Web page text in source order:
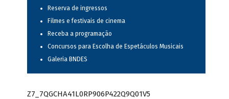
Reserva de ingressos
Filmes e festivais de cinema
Receba a programação
Concursos para Escolha de Espetáculos Musicais
Galeria BNDES
Z7_7QGCHA41L0RP906P422Q9Q01V5